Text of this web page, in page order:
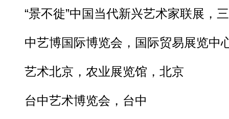
“景不徙”中国当代新兴艺术家联展，
中艺博国际博览会，国际贸易展览中
艺术北京，农业展览馆，北京
台中艺术博览会，台中